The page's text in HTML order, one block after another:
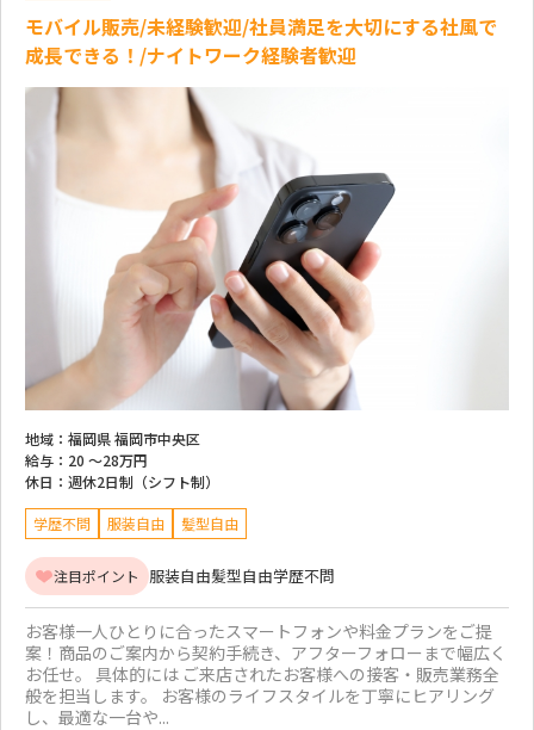
モバイル販売/未経験歓迎/社員満足を大切にする社風で
成長できる！/ナイトワーク経験者歓迎
地域： 福岡県 福岡市中央区
給与： 20 ～28万円
休日： 週休2日制（シフト制）
学歴不問 服装自由 髪型自由
注目ポイント 服装自由髪型自由学歴不問
お客様一人ひとりに合ったスマートフォンや料金プランをご提
案！商品のご案内から契約手続き、アフターフォローまで幅広く
お任せ。 具体的には ご来店されたお客様への接客・販売業務全
般を担当します。 お客様のライフスタイルを丁寧にヒアリング
し、最適な一台や...